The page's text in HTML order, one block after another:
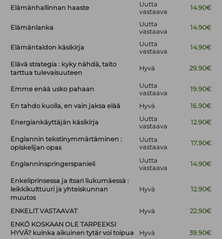
Elämänhallinnan haaste
Uutta
vastaava
14.90€
Elämänlanka
Uutta
vastaava
14.90€
Elämäntaidon käsikirja
Uutta
vastaava
14.90€
Elävä strategia : kyky nähdä, taito
tarttua tulevaisuuteen
Hyvä 29.90€
Emme enää usko pahaan
Uutta
vastaava
19.90€
En tahdo kuolla, en vain jaksa elää Hyvä 16.90€
Energiankäyttäjän käsikirja
Uutta
vastaava
12.90€
Englannin tekstinymmärtäminen :
opiskelijan opas
Uutta
vastaava
17.90€
Englanninspringerspanieli
Uutta
vastaava
14.90€
Enkeliprinsessa ja itsari liukumäessä :
leikkikulttuuri ja yhteiskunnan
muutos
Hyvä 12.90€
ENKELIT VASTAAVAT Hyvä
22.90€
ENKÖ KOSKAAN OLE TARPEEKSI
HYVÄ? kuinka aikuinen tytär voi toipua
Hyvä 39.90€